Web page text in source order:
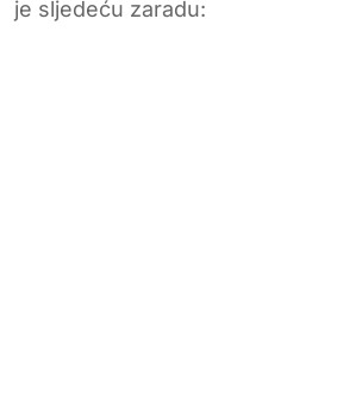
je sljedeću zaradu: